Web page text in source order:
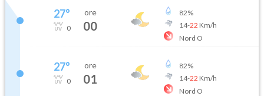
27°
0
ore
00
82%
14-22 Km/h
Nord O
27°
0
ore
01
82%
14-22 Km/h
Nord O